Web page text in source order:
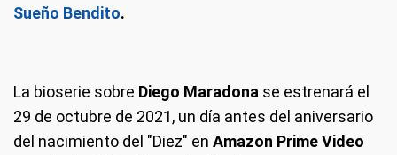
Sueño Bendito.
La bioserie sobre Diego Maradona se estrenará el
29 de octubre de 2021, un día antes del aniversario
del nacimiento del "Diez" en Amazon Prime Video